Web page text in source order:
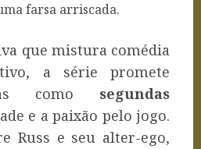
farsa arriscada.
que mistura comédia
a série promete
como segundas
e a paixão pelo jogo.
Russ e seu alter-ego,